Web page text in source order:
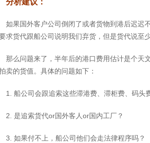
分析建议：
如果国外客户公司倒闭了或者货物到港后迟迟
求货代跟船公司说明我们弃货，但是货代说至
那么问题来了，半年后的港口费用估计是个天
卖的货值。具体的问题如下：
1. 船公司会跟追索这些滞港费、滞柜费、码头
2. 是追索货代or国外客人or国内工厂？
3. 如果付不上，船公司他们会走法律程序吗？